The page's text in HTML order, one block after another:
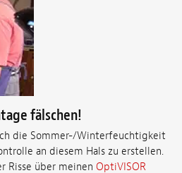
fälschen!
die Sommer-/Winterfeuchtigkeit
an diesem Hals zu erstellen.
Risse über meinen OptiVISOR